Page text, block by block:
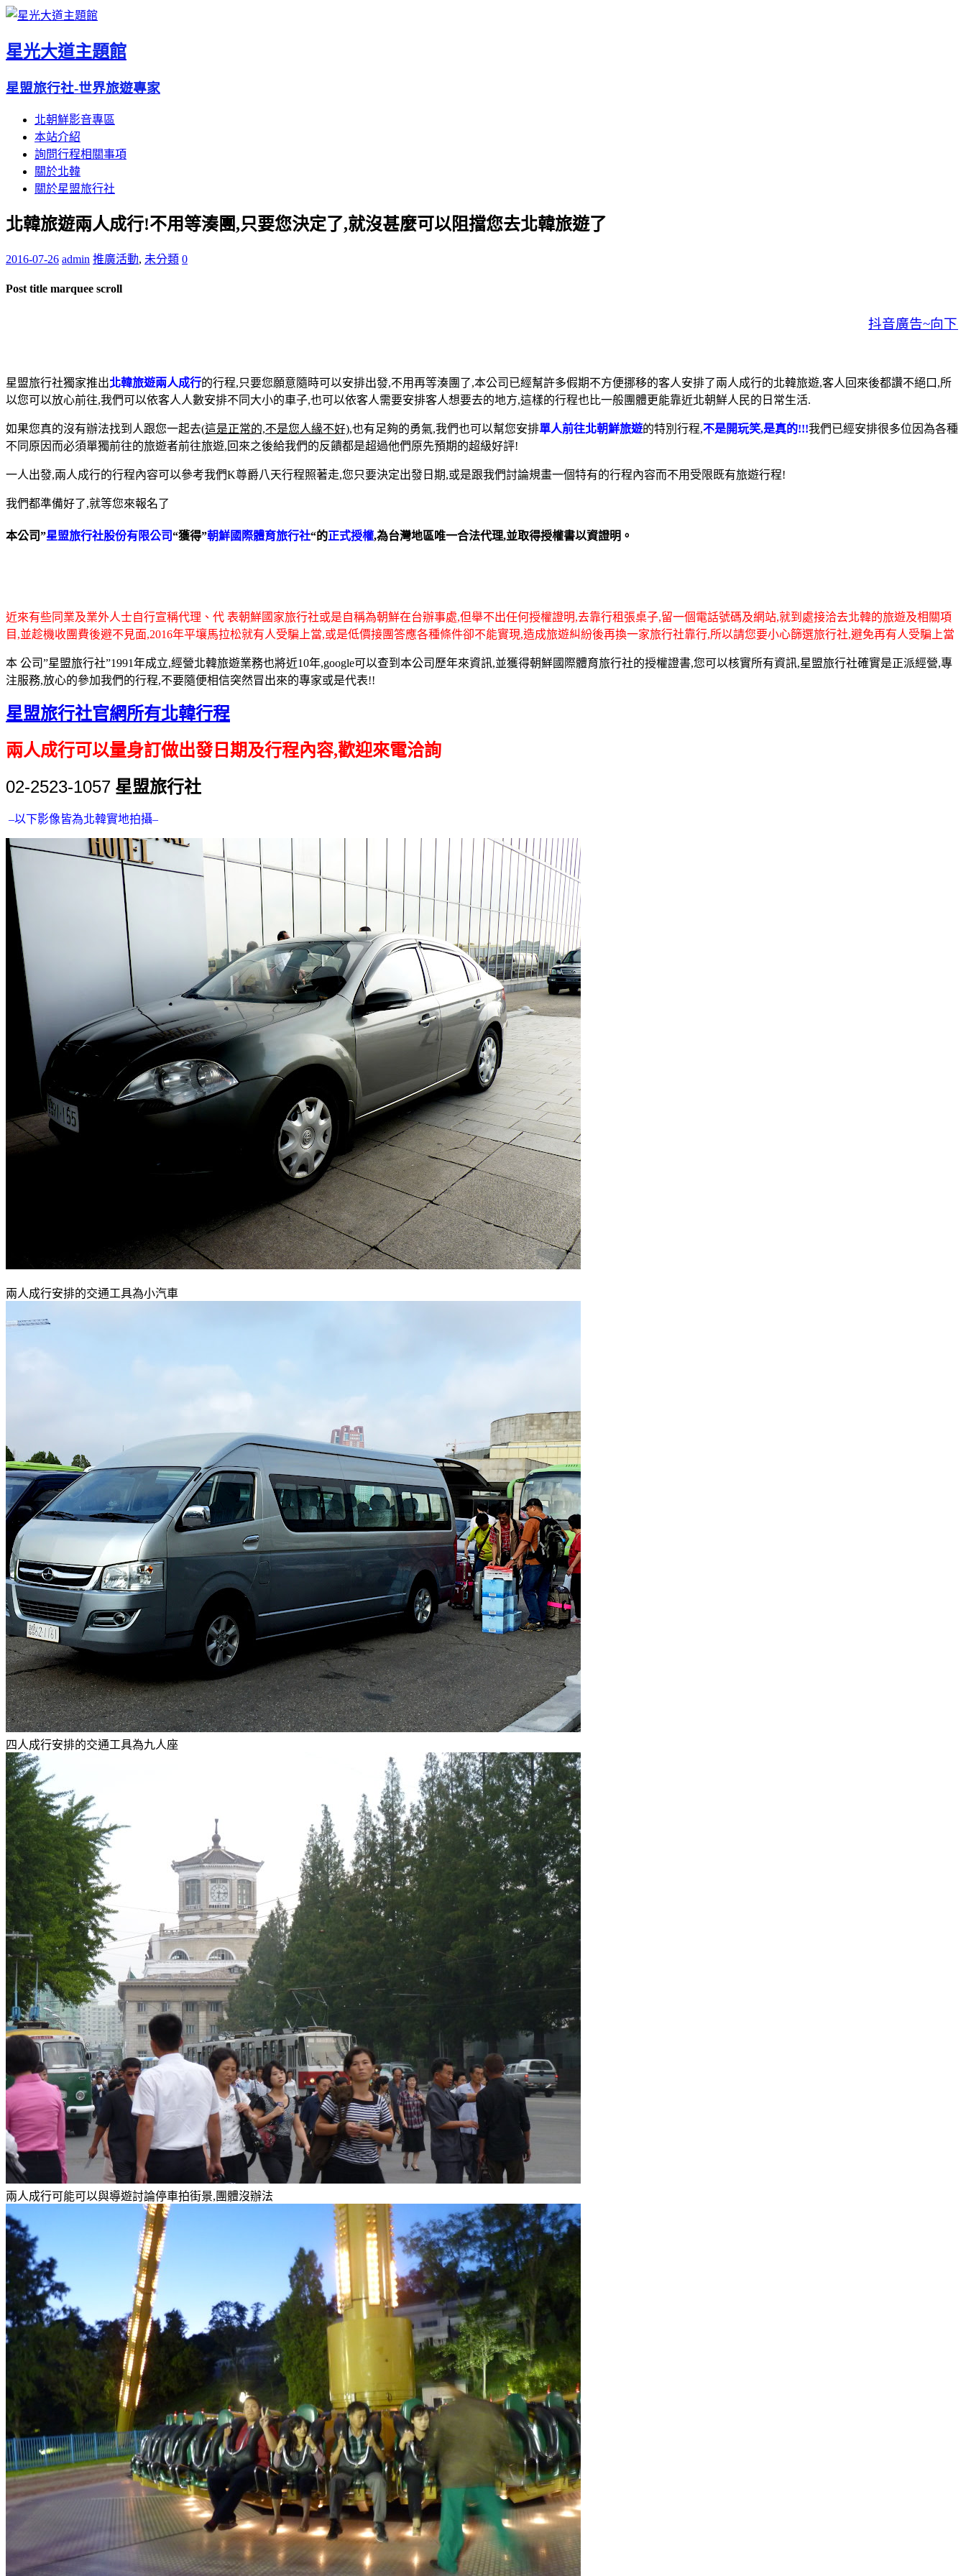
星光大道主題館
星盟旅行社-世界旅遊專家
北朝鮮影音專區
本站介紹
詢問行程相關事項
關於北韓
關於星盟旅行社
北韓旅遊兩人成行!不用等湊團,只要您決定了,就沒甚麼可以阻擋您去北韓旅遊了
2016-07-26 admin 推廣活動, 未分類 0
Post title marquee scroll
抖音廣告~向下滑動
星盟旅行社獨家推出北韓旅遊兩人成行的行程,只要您願意隨時可以安排出發,不用再等湊團了,本公司已經幫許多假期不方便挪移的客人安排了兩人成行的北韓旅遊,客人回來後都讚不絕口,所
以您可以放心前往,我們可以依客人人數安排不同大小的車子,也可以依客人需要安排客人想要去的地方,這樣的行程也比一般團體更能靠近北朝鮮人民的日常生活.
如果您真的沒有辦法找到人跟您一起去(這是正常的,不是您人緣不好),也有足夠的勇氣,我們也可以幫您安排單人前往北朝鮮旅遊的特別行程,不是開玩笑,是真的!!!我們已經安排很多位因為各種
不同原因而必須單獨前往的旅遊者前往旅遊,回來之後給我們的反饋都是超過他們原先預期的超級好評!
一人出發,兩人成行的行程內容可以參考我們K尊爵八天行程照著走,您只要決定出發日期,或是跟我們討論規畫一個特有的行程內容而不用受限既有旅遊行程!
我們都準備好了,就等您來報名了
本公司”星盟旅行社股份有限公司“獲得”朝鮮國際體育旅行社“的正式授權,為台灣地區唯一合法代理,並取得授權書以資證明。
近來有些同業及業外人士自行宣稱代理 、 代 表朝鮮國家旅行社或是自稱為朝鮮在台辦事處,但舉不出任何授權證明,去靠行租張桌子,留一個電話號碼及網站,就到處接洽去北韓的旅遊及相關項
目,並趁機收團費後避不見面,2016年平壤馬拉松就有人受騙上當,或是低價接團答應各種條件卻不能實現,造成旅遊糾紛後再換一家旅行社靠行,所以請您要小心篩選旅行社,避免再有人受騙上當
本 公司”星盟旅行社”1991年成立,經營北韓旅遊業務也將近10年,google可以查到本公司歷年來資訊,並獲得朝鮮國際體育旅行社的授權證書,您可以核實所有資訊,星盟旅行社確實是正派經營,專
注服務,放心的參加我們的行程,不要隨便相信突然冒出來的專家或是代表!!
星盟旅行社官網所有北韓行程
兩人成行可以量身訂做出發日期及行程內容,歡迎來電洽詢
02-2523-1057 星盟旅行社
–以下影像皆為北韓實地拍攝–
兩人成行安排的交通工具為小汽車
四人成行安排的交通工具為九人座
兩人成行可能可以與導遊討論停車拍街景,團體沒辦法